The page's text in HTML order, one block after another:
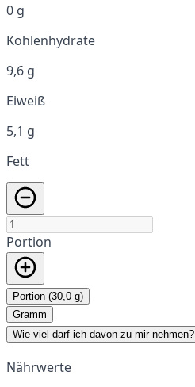
0 g
Kohlenhydrate
9,6 g
Eiweiß
5,1 g
Fett
Portion
Portion (30,0 g)
Gramm
Wie viel darf ich davon zu mir nehmen?
Nährwerte